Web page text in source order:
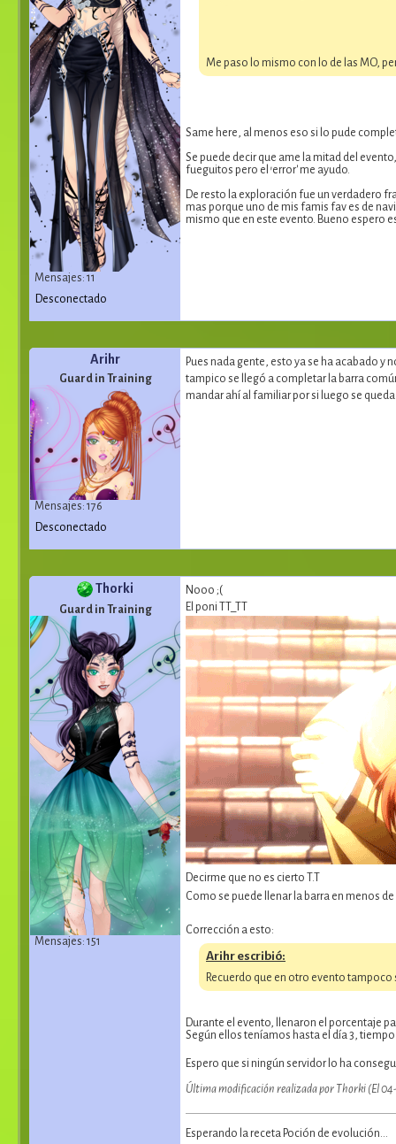
Mensajes: 11
Me paso lo mismo con lo de las MO,
Same here, al menos eso si lo pude
Se puede decir que ame la mitad del
fueguitos pero el 'error' me ayudo.
De resto la exploración fue un verdadero
mas porque uno de mis famis fav es de
mismo que en este evento. Bueno espero
Desconectado
Arihr
Guard in Training
Mensajes: 176
Pues nada gente, esto ya se ha acabado
tampico se llegó a completar la barra
mandar ahí al familiar por si luego se
Desconectado
Thorki
Guard in Training
Mensajes: 151
Nooo ;(
El poni TT_TT
Decirme que no es cierto T.T
Como se puede llenar la barra en menos
Corrección a esto:
Arihr escribió:
Recuerdo que en otro evento
Durante el evento, llenaron el porcentaje
Según ellos teníamos hasta el día 3,
Espero que si ningún servidor lo ha
Última modificación realizada por Thorki (El
Esperando la receta Poción de evolución...